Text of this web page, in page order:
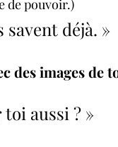
de pouvoir.)
déjà. »
des images de
toi aussi ? »